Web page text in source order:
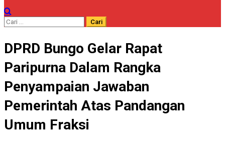
Cari
DPRD Bungo Gelar Rapat
Paripurna Dalam Rangka
Penyampaian Jawaban
Pemerintah Atas Pandangan
Umum Fraksi